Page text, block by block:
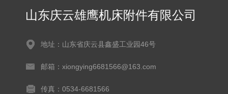
山东庆云雄鹰机床附件有限公司
地址：山东省庆云县鑫盛工业园46号
邮箱：xiongying6681566@163.com
传真：0534-6681566